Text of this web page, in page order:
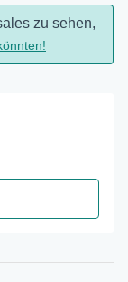
zu sehen,